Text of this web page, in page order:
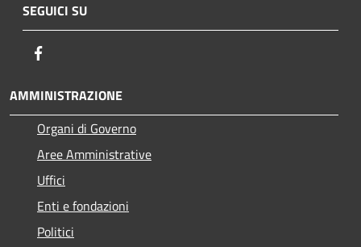
SEGUICI SU
AMMINISTRAZIONE
Organi di Governo
Aree Amministrative
Uffici
Enti e fondazioni
Politici